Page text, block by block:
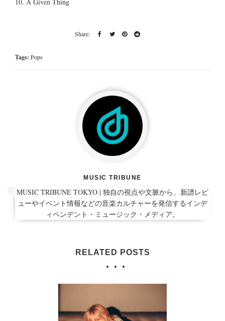
10. A Given Thing
Tags: Pops
MUSIC TRIBUNE
MUSIC TRIBUNE TOKYO | 独自の視点や文脈から、新譜レビ
ューやイベント情報などの音楽カルチャーを発信するインデ
ィペンデント・ミュージック・メディア。
RELATED POSTS